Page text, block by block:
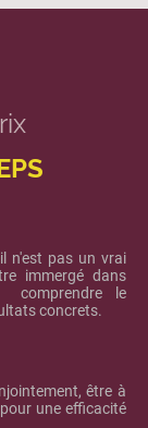
n'est pas un vrai
immergé dans
le
concrets.
être à
une efficacité